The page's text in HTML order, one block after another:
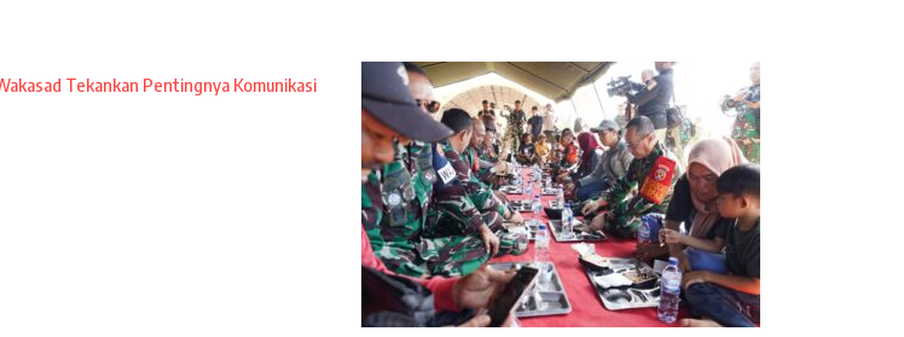
Tekankan Pentingnya Komunikasi